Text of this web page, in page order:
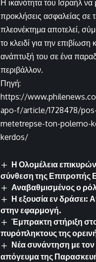
Η ικανότητα του Ισραήλ να
προκλήσεις ασφαλείας σε
πλεονέκτημα αποτελεί,
το κλειδί για την επιβίωση
ανάπτυξή του σε ένα
περιβάλλον.
Πηγή:
https://
apo-f/article/1728478/
metetrepse-ton-polemo-
kerdos/
Η Ολομέλεια
σύνθεση της Επιτροπής
Αναβαθμισμένος ο
Η εξουσία εν δράσει:
στην εφαρμογή.
Έμπρακτη στήριξη
πυρόπληκτους της
Νέα συνάντηση με
απόγευμα της